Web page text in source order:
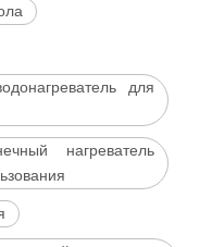
для
нагреватель